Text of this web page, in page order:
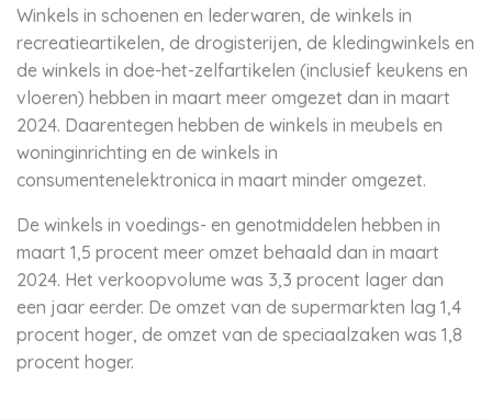
Winkels in schoenen en lederwaren, de winkels in
recreatieartikelen, de drogisterijen, de kledingwinkels en
de winkels in doe-het-zelfartikelen (inclusief keukens en
vloeren) hebben in maart meer omgezet dan in maart
2024. Daarentegen hebben de winkels in meubels en
woninginrichting en de winkels in
consumentenelektronica in maart minder omgezet.
De winkels in voedings- en genotmiddelen hebben in
maart 1,5 procent meer omzet behaald dan in maart
2024. Het verkoopvolume was 3,3 procent lager dan
een jaar eerder. De omzet van de supermarkten lag 1,4
procent hoger, de omzet van de speciaalzaken was 1,8
procent hoger.